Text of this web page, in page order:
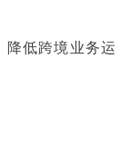
低跨境业务运